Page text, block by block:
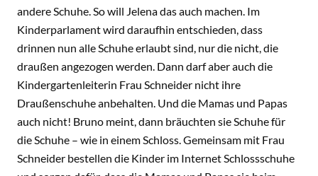
andere Schuhe. So will Jelena das auch machen. Im
Kinderparlament wird daraufhin entschieden, dass
drinnen nun alle Schuhe erlaubt sind, nur die nicht, die
draußen angezogen werden. Dann darf aber auch die
Kindergartenleiterin Frau Schneider nicht ihre
Draußenschuhe anbehalten. Und die Mamas und Papas
auch nicht! Bruno meint, dann bräuchten sie Schuhe für
die Schuhe – wie in einem Schloss. Gemeinsam mit Frau
Schneider bestellen die Kinder im Internet Schlossschuhe